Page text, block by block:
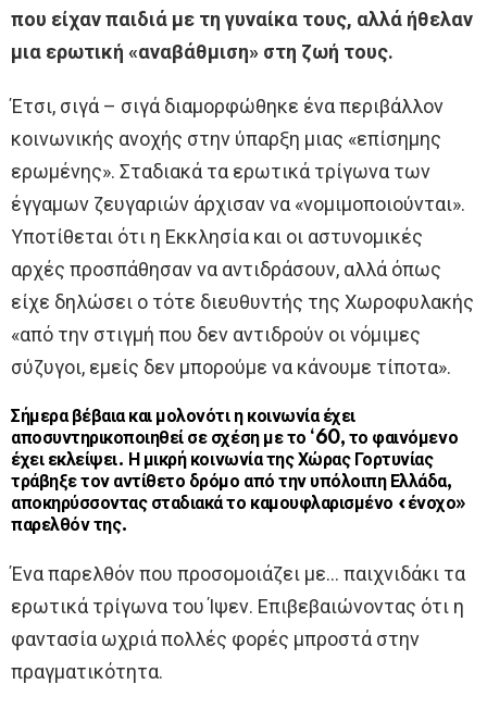
που είχαν παιδιά με τη γυναίκα τους, αλλά ήθελαν
μια ερωτική «αναβάθμιση» στη ζωή τους.
Έτσι, σιγά – σιγά διαμορφώθηκε ένα περιβάλλον
κοινωνικής ανοχής στην ύπαρξη μιας «επίσημης
ερωμένης». Σταδιακά τα ερωτικά τρίγωνα των
έγγαμων ζευγαριών άρχισαν να «νομιμοποιούνται».
Υποτίθεται ότι η Εκκλησία και οι αστυνομικές
αρχές προσπάθησαν να αντιδράσουν, αλλά όπως
είχε δηλώσει ο τότε διευθυντής της Χωροφυλακής
«από την στιγμή που δεν αντιδρούν οι νόμιμες
σύζυγοι, εμείς δεν μπορούμε να κάνουμε τίποτα».
Σήμερα βέβαια και μολονότι η κοινωνία έχει
αποσυντηρικοποιηθεί σε σχέση με το ‘60, το φαινόμενο
έχει εκλείψει. Η μικρή κοινωνία της Χώρας Γορτυνίας
τράβηξε τον αντίθετο δρόμο από την υπόλοιπη Ελλάδα,
αποκηρύσσοντας σταδιακά το καμουφλαρισμένο «ένοχο»
παρελθόν της.
Ένα παρελθόν που προσομοιάζει με… παιχνιδάκι τα
ερωτικά τρίγωνα του Ίψεν. Επιβεβαιώνοντας ότι η
φαντασία ωχριά πολλές φορές μπροστά στην
πραγματικότητα.